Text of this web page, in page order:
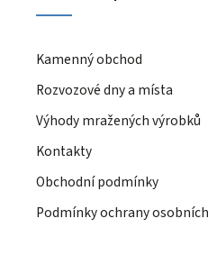
Kamenný obchod
Rozvozové dny a místa
Výhody mražených výrobků
Kontakty
Obchodní podmínky
Podmínky ochrany